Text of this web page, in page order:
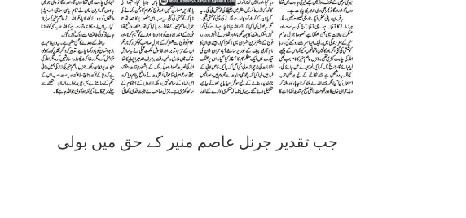
جب تقدیر جرنل عاصم منیر کے حق میں بولی